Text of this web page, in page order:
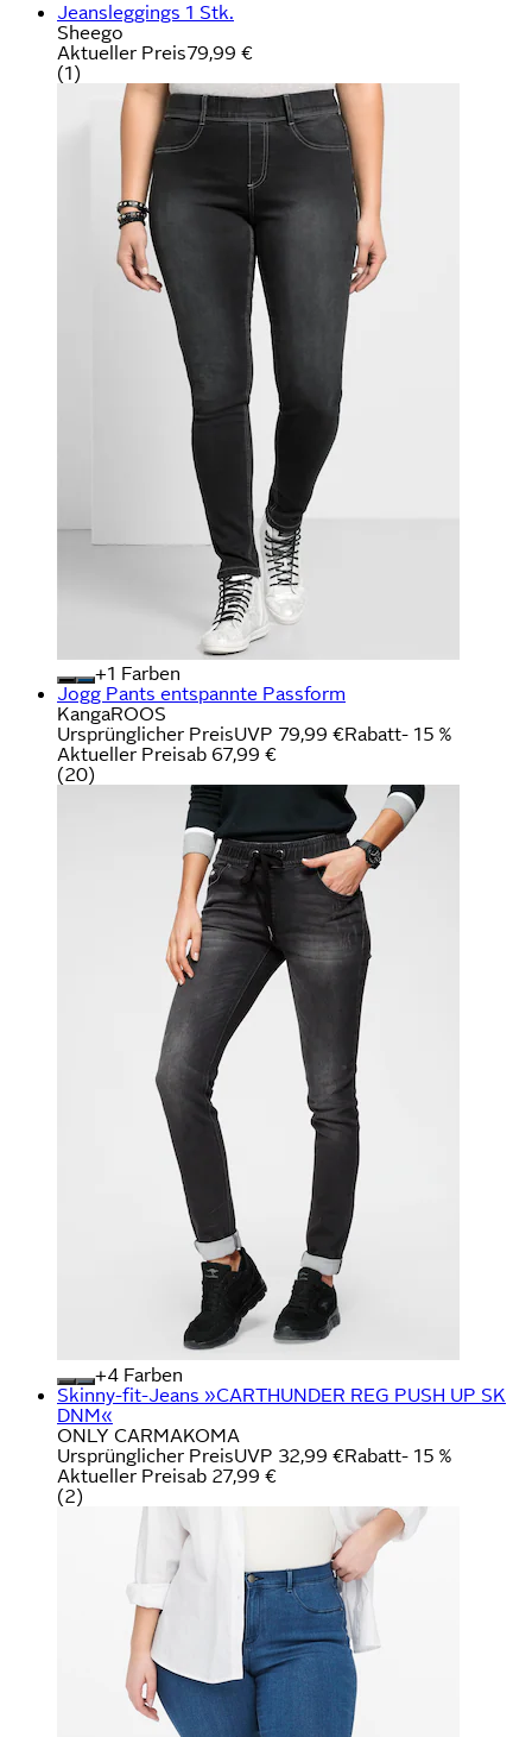
Jeansleggings 1 Stk.
Sheego
Aktueller Preis79,99 €
(1)
+
Farben
Jogg Pants entspannte Passform
KangaROOS
Ursprünglicher PreisUVP 79,99 €Rabatt- 15 %
Aktueller Preisab 67,99 €
(20)
+
Farben
Skinny-fit-Jeans »CARTHUNDER REG PUSH UP SK
DNM«
ONLY CARMAKOMA
Ursprünglicher PreisUVP 32,99 €Rabatt- 15 %
Aktueller Preisab 27,99 €
(2)